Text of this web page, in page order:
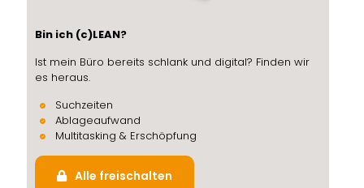
Bin ich (c)LEAN?
Ist mein Büro bereits schlank und digital? Finden wir
es heraus.
Suchzeiten
Ablageaufwand
Multitasking & Erschöpfung
Alle freischalten